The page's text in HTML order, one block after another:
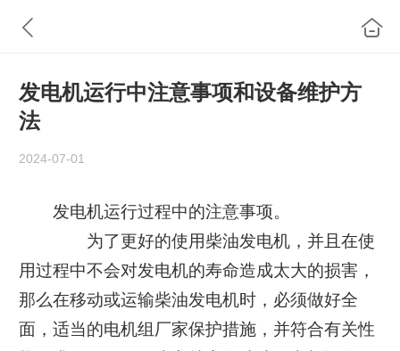
发电机运行中注意事项和设备维护方
法
2024-07-01
发电机运行过程中的注意事项。
为了更好的使用柴油发电机，并且在使
用过程中不会对发电机的寿命造成太大的损害，
那么在移动或运输柴油发电机时，必须做好全
面，适当的电机组厂家保护措施，并符合有关性